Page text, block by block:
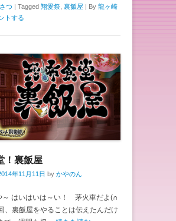
つ | Tagged 翔愛祭 裏飯屋 | By 龍ヶ崎
トする
！裏飯屋
年11月11日 by かやのん
～ はいはいは～い！ 茅火車だよ(∩
、裏飯屋をやることは伝えたんだけ